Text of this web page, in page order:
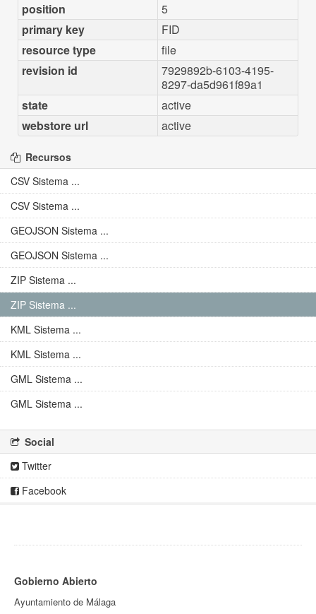
position
5
primary key
FID
resource type
file
revision id
7929892b-6103-4195-
8297-da5d961f89a1
state
active
webstore url
active
Recursos
CSV Sistema ...
CSV Sistema ...
GEOJSON Sistema ...
GEOJSON Sistema ...
ZIP Sistema ...
ZIP Sistema ...
KML Sistema ...
KML Sistema ...
GML Sistema ...
GML Sistema ...
Social
Twitter
Facebook
Gobierno Abierto
Ayuntamiento de Málaga